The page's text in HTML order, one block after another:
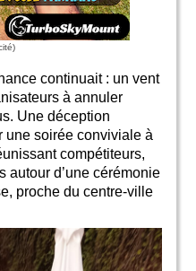
continuait : un vent
à annuler
Une déception
une soirée conviviale à
compétiteurs,
autour d’une cérémonie
proche du centre-ville